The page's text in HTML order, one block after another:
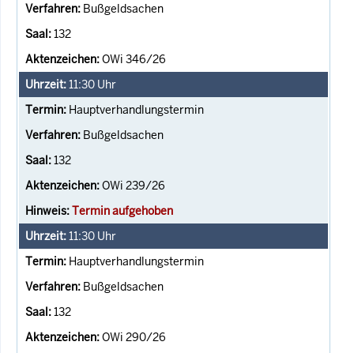
Bußgeldsachen
132
OWi 346/26
11:30 Uhr
Hauptverhandlungstermin
Bußgeldsachen
132
OWi 239/26
Termin aufgehoben
11:30 Uhr
Hauptverhandlungstermin
Bußgeldsachen
132
OWi 290/26